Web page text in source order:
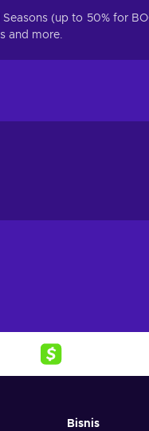
(up to 50% for
and more.
Bisnis